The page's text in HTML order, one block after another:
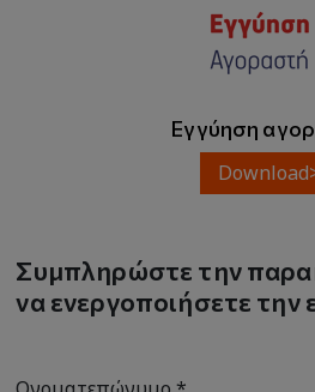
Εγγύηση
Συμπληρώστε την
να ενεργοποιήσετε την